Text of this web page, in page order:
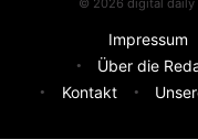
© 2026 digital daily
Impressum
Über die
Kontakt